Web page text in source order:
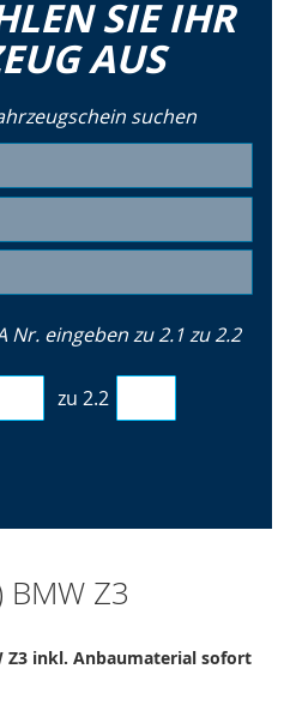
SIE IHR
AUS
suchen
Nr. eingeben zu 2.1 zu 2.2
zu 2.2
BMW Z3
Z3 inkl. Anbaumaterial sofort